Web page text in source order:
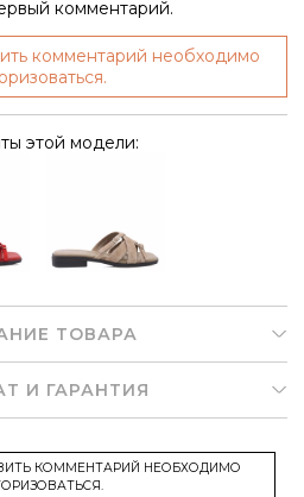
комментарий.
комментарий необходимо
этой модели:
ТОВАРА
И ГАРАНТИЯ
КОММЕНТАРИЙ НЕОБХОДИМО